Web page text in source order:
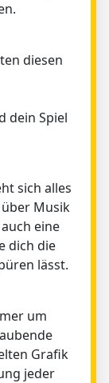
diesen
dein Spiel
sich alles
Musik
eine
dich die
lässt.
um
Grafik
jeder